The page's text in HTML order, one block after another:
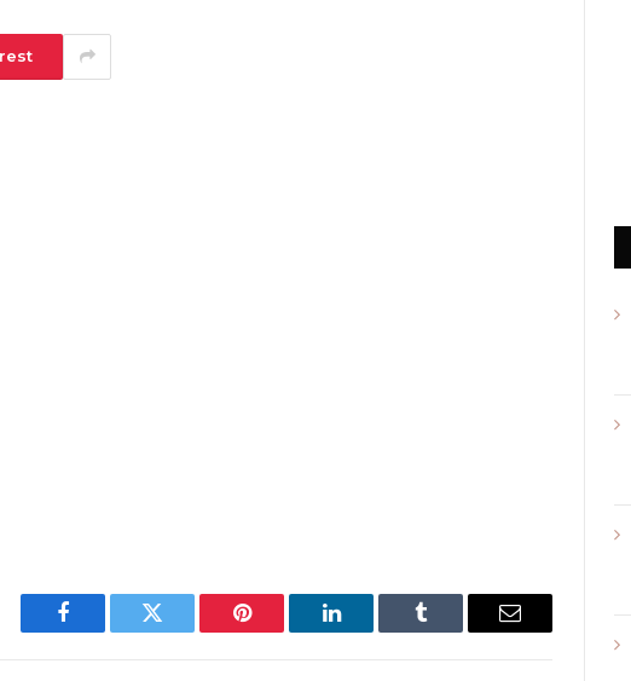
Facebook Twitter Pinterest LinkedIn Tumblr Email